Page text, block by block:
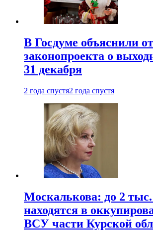
В Госдуме объяснили
законопроекта о
31 декабря
2 года спустя2 года спустя
Москалькова: до 2
находятся в
ВСУ части Курской